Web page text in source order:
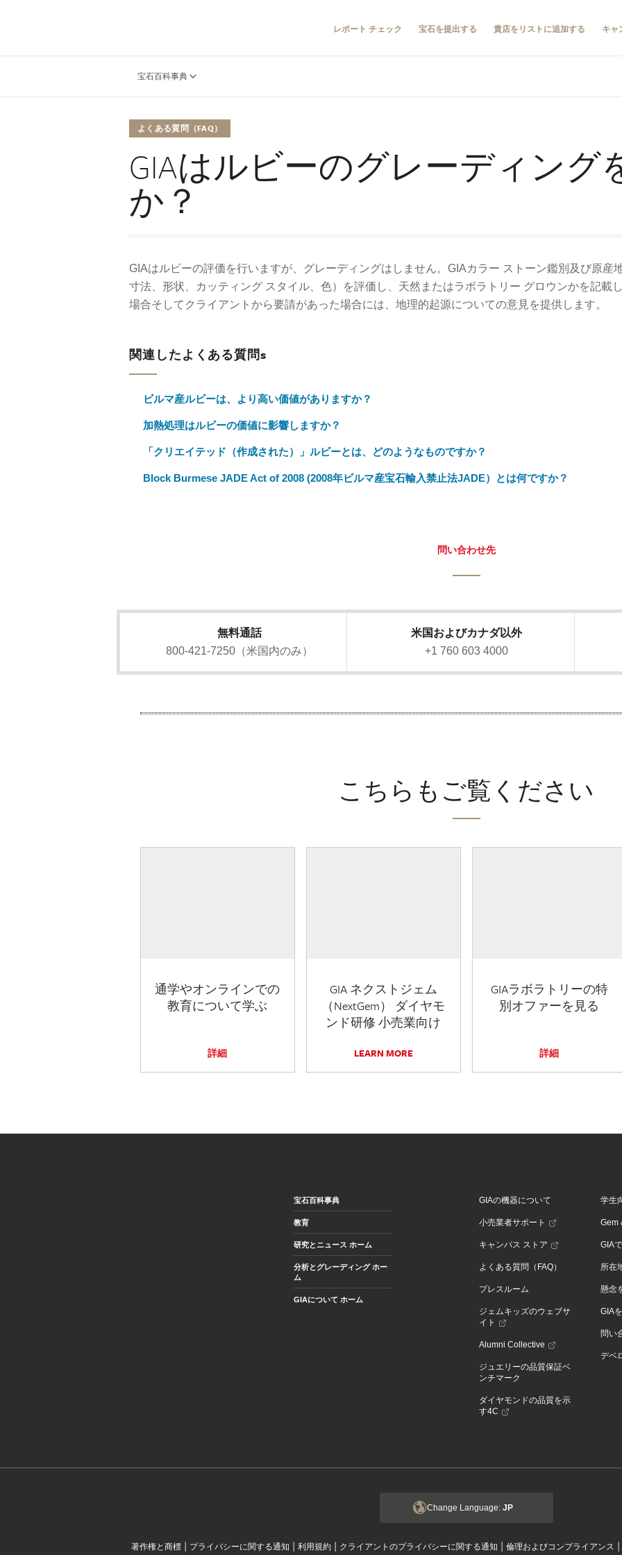
レポート チェック 宝石を提出する 貴店をリストに追加する キャ
宝石百科事典
よくある質問（FAQ）
GIAはルビーのグレーディング
か？
GIAはルビーの評価を行いますが、グレーディングはしません。GIAカラー ストーン鑑別及び原産
寸法、形状、カッティング スタイル、色）を評価し、天然またはラボラトリー グロウンかを記載
場合そしてクライアントから要請があった場合には、地理的起源についての意見を提供します。
関連したよくある質問s
ビルマ産ルビーは、より高い価値がありますか？
加熱処理はルビーの価値に影響しますか？
「クリエイテッド（作成された）」ルビーとは、どのようなものですか？
Block Burmese JADE Act of 2008 (2008年ビルマ産宝石輸入禁止法JADE）とは何ですか？
問い合わせ先
無料通話
800-421-7250（米国内のみ）
米国およびカナダ以外
+1 760 603 4000
こちらもご覧ください
通学やオンラインでの
教育について学ぶ
詳細
GIA ネクストジェム
（NextGem） ダイヤモ
ンド研修 小売業向け
LEARN MORE
GIAラボラトリーの特
別オファーを見る
詳細
宝石百科事典
教育
研究とニュース ホーム
分析とグレーディング ホー
ム
GIAについて ホーム
GIAの機器について
小売業者サポート
キャンパス ストア
よくある質問（FAQ）
プレスルーム
ジェムキッズのウェブサ
イト
Alumni Collective
ジュエリーの品質保証ベ
ンチマーク
ダイヤモンドの品質を示
す4C
学生
Gem
GIA
所在
懸念
GIA
問い
デベ
Change Language: JP
著作権と商標 | プライバシーに関する通知 | 利用規約 | クライアントのプライバシーに関する通知 | 倫理およびコンプライアンス |